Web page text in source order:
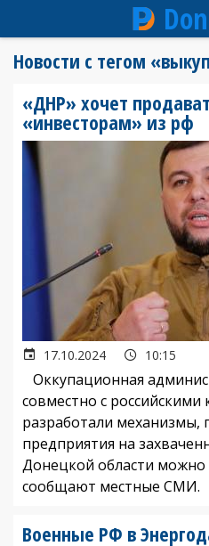
содержанию
Новости с тегом
«ДНР» хочет
«инвесторам» из рф
17.10.2024 10:15
Оккупационная
совместно с российскими
разработали механизмы,
предприятия на
Донецкой области
сообщают местные СМИ.
Военные РФ в